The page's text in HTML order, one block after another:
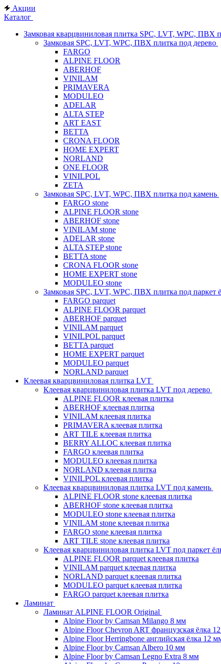
Акции
Каталог
Замковая кварцвиниловая плитка SPC, LVT, WPC, ПВХ
Замковая SPC, LVT, WPC, ПВХ плитка под дерево
FARGO
ALPINE FLOOR
ABERHOF
VINILAM
PRIMAVERA
MODULEO
ADELAR
ALTA STEP
ART EAST
BETTA
CRONA FLOOR
HOME EXPERT
NORLAND
ONE FLOOR
VINILPOL
ZETA
Замковая SPC, LVT, WPC, ПВХ плитка под камень
FARGO stone
ALPINE FLOOR stone
ABERHOF stone
VINILAM stone
ADELAR stone
ALTA STEP stone
BETTA stone
CRONA FLOOR stone
HOME EXPERT stone
MODULEO stone
Замковая SPC, LVT, WPC, ПВХ плитка под паркет
FARGO parquet
ALPINE FLOOR parquet
ABERHOF parquet
VINILAM parquet
VINILPOL parquet
BETTA parquet
HOME EXPERT parquet
MODULEO parquet
NORLAND parquet
Клеевая кварцвиниловая плитка LVT
Клеевая кварцвиниловая плитка LVT под дерево
ALPINE FLOOR клеевая плитка
ABERHOF клеевая плитка
VINILAM клеевая плитка
PRIMAVERA клеевая плитка
ART TILE клеевая плитка
BERRY ALLOC клеевая плитка
FARGO клеевая плитка
MODULEO клеевая плитка
NORLAND клеевая плитка
VINILPOL клеевая плитка
Клеевая кварцвиниловая плитка LVT под камень
ALPINE FLOOR stone клеевая плитка
ABERHOF stone клеевая плитка
MODULEO stone клеевая плитка
VINILAM stone клеевая плитка
FARGO stone клеевая плитка
ART TILE stone клеевая плитка
Клеевая кварцвиниловая плитка LVT под паркет
ALPINE FLOOR parquet клеевая плитка
VINILAM parquet клеевая плитка
NORLAND parquet клеевая плитка
MODULEO parquet клеевая плитка
FARGO parquet клеевая плитка
Ламинат
Ламинат ALPINE FLOOR Original
Alpine Floor by Camsan Milango 8 мм
Alpine Floor Chevron ART французская ёлка
Alpine Floor Herringbone английская ёлка 12
Alpine Floor by Camsan Albero 10 мм
Alpine Floor by Camsan Legno Extra 8 мм